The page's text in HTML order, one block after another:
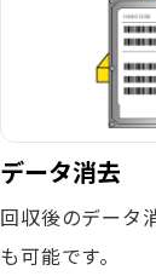
データ消去
回収後のデータ
も可能です。